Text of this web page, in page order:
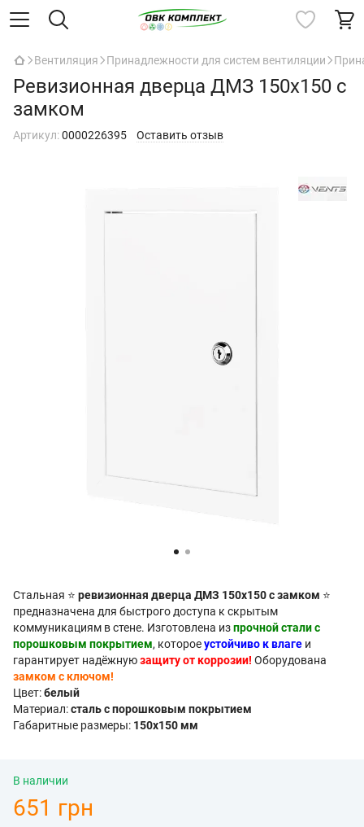
Вентиляция Принадлежности для систем вентиляции
Ревизионная дверца ДМЗ 150x150 с
замком
Артикул:0000226395 Оставить отзыв
Стальная ⭐ ревизионная дверца ДМЗ 150x150 с замком ⭐
предназначена для быстрого доступа к скрытым
коммуникациям в стене. Изготовлена изпрочной стали с
порошковым покрытием, котороеустойчиво к влаге и
гарантирует надёжнуюзащиту от коррозии! Оборудована
замком с ключом!
Цвет:белый
Материал:сталь с порошковым покрытием
Габаритные размеры: 150x150 мм
В наличии
651 грн